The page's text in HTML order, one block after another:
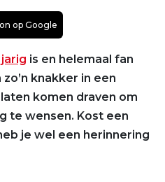
op Google
jarig is en helemaal fan
zo’n knakker in een
komen draven om
te wensen. Kost een
je wel een herinnering